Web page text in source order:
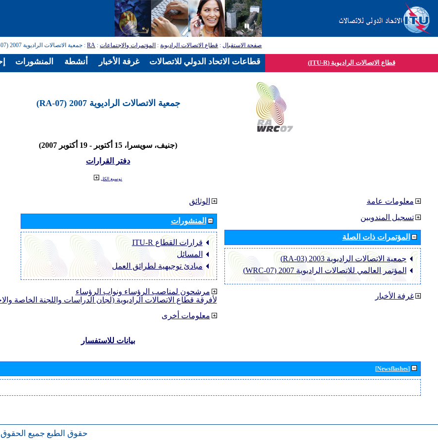
صفحة الاستقبال: قطاع الاتصالات الراديوية: المؤتمرات والاجتماعات:
RA: جمعية الاتصالات الراديوية 2007 (RA-07)
قطاع الاتصالات الراديوية (ITU-R)
جمعية الاتصالات الراديوية 2007 (RA-07)
(جنيف، سويسرا، 15 أكتوبر - 19 أكتوبر 2007)
دفتر القرارات
توسيع الكل
الوثائق
المنشورات
قرارات القطاع ‏ITU-R
المسائل
مبادئ توجيهية لطرائق العمل
مرشحون لمناصب الرؤساء ونواب الرؤساء
لأفرقة قطاع الاتصالات الراديوية (لجان الدراسات واللجنة الخاصة
معلومات أخرى
معلومات عامة
تسجيل المندوبين
المؤتمرات ذات الصلة
جمعية الاتصالات الراديوية 2003 (RA-03)
المؤتمر العالمي للاتصالات الراديوية 2007 (WRC-07)
غرفة الأخبار
بيانات للاستفسار
[Newsflashes]
حقوق الطبع جميع
المنشورات أنشطة غرفة الأخبار قطاعات الاتحاد الدولي للاتصالات